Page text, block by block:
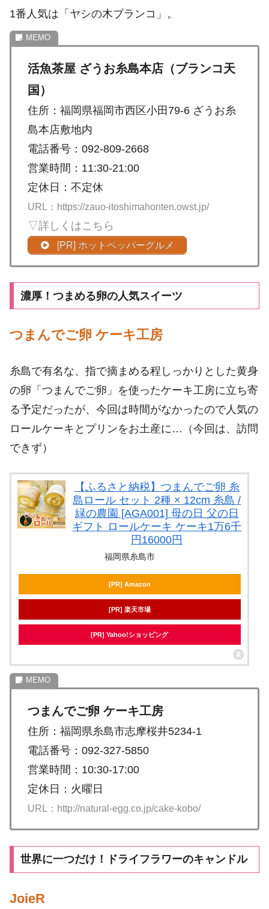
1番人気は「ヤシの木ブランコ」。
活魚茶屋 ざうお糸島本店（ブランコ天
国）
住所：福岡県福岡市西区小田79-6 ざうお糸
島本店敷地内
電話番号：092-809-2668
営業時間：11:30-21:00
定休日：不定休
URL：https://zauo-itoshimahonten.owst.jp/
▽詳しくはこちら
[PR] ホットペッパーグルメ
濃厚！つまめる卵の人気スイーツ
つまんでご卵 ケーキ工房
糸島で有名な、指で摘まめる程しっかりとした黄身
の卵「つまんでご卵」を使ったケーキ工房に立ち寄
る予定だったが、今回は時間がなかったので人気の
ロールケーキとプリンをお土産に…（今回は、訪問
できず）
【ふるさと納税】つまんでご卵 糸
島ロール セット 2種 × 12cm 糸島 /
緑の農園 [AGA001] 母の日 父の日
ギフト ロールケーキ ケーキ1万6千
円16000円
福岡県糸島市
[PR] Amazon
[PR] 楽天市場
[PR] Yahoo!ショッピング
つまんでご卵 ケーキ工房
住所：福岡県糸島市志摩桜井5234-1
電話番号：092-327-5850
営業時間：10:30-17:00
定休日：火曜日
URL：http://natural-egg.co.jp/cake-kobo/
世界に一つだけ！ドライフラワーのキャンドル
JoieR